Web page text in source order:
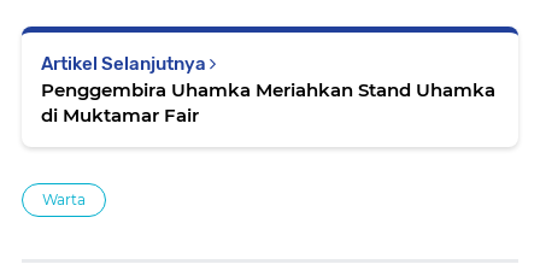
Artikel Selanjutnya
Penggembira Uhamka Meriahkan Stand Uhamka
di Muktamar Fair
Warta